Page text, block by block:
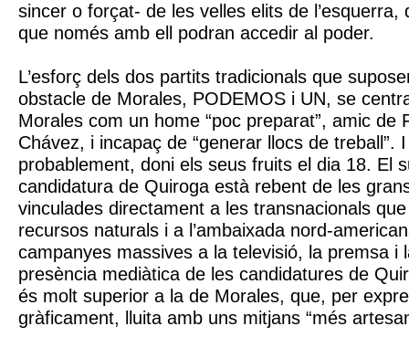
sincer o forçat- de les velles elits de l’esquerra,
que només amb ell podran accedir al poder.
L’esforç dels dos partits tradicionals que
obstacle de Morales, PODEMOS i UN, se
Morales com un home “poc preparat”, amic de
Chávez, i incapaç de “generar llocs de treball”.
probablement, doni els seus fruits el dia 18. El
candidatura de Quiroga està rebent de les
vinculades directament a les transnacionals que
recursos naturals i a l’ambaixada nord-
campanyes massives a la televisió, la premsa i
presència mediàtica de les candidatures de
és molt superior a la de Morales, que, per
gràficament, lluita amb uns mitjans “més